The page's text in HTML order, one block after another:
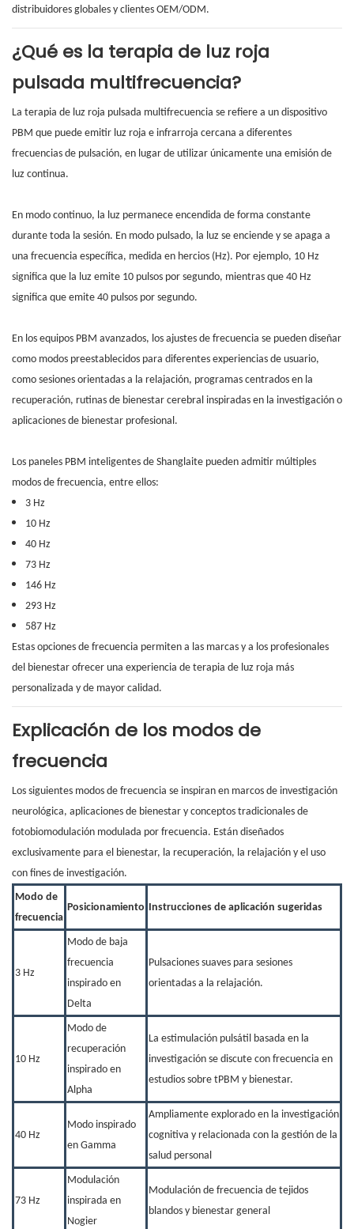
distribuidores globales y clientes OEM/ODM.
¿Qué es la terapia de luz roja
pulsada multifrecuencia?
La terapia de luz roja pulsada multifrecuencia se refiere a un dispositivo
PBM que puede emitir luz roja e infrarroja cercana a diferentes
frecuencias de pulsación, en lugar de utilizar únicamente una emisión de
luz continua.
En modo continuo, la luz permanece encendida de forma constante
durante toda la sesión. En modo pulsado, la luz se enciende y se apaga a
una frecuencia específica, medida en hercios (Hz). Por ejemplo, 10 Hz
significa que la luz emite 10 pulsos por segundo, mientras que 40 Hz
significa que emite 40 pulsos por segundo.
En los equipos PBM avanzados, los ajustes de frecuencia se pueden diseñar
como modos preestablecidos para diferentes experiencias de usuario,
como sesiones orientadas a la relajación, programas centrados en la
recuperación, rutinas de bienestar cerebral inspiradas en la investigación o
aplicaciones de bienestar profesional.
Los paneles PBM inteligentes de Shanglaite pueden admitir múltiples
modos de frecuencia, entre ellos:
3 Hz
10 Hz
40 Hz
73 Hz
146 Hz
293 Hz
587 Hz
Estas opciones de frecuencia permiten a las marcas y a los profesionales
del bienestar ofrecer una experiencia de terapia de luz roja más
personalizada y de mayor calidad.
Explicación de los modos de
frecuencia
Los siguientes modos de frecuencia se inspiran en marcos de investigación
neurológica, aplicaciones de bienestar y conceptos tradicionales de
fotobiomodulación modulada por frecuencia. Están diseñados
exclusivamente para el bienestar, la recuperación, la relajación y el uso
con fines de investigación.
Modo de
frecuencia
Posicionamiento Instrucciones de aplicación sugeridas
3 Hz
Modo de baja
frecuencia
inspirado en
Delta
Pulsaciones suaves para sesiones
orientadas a la relajación.
10 Hz
Modo de
recuperación
inspirado en
Alpha
La estimulación pulsátil basada en la
investigación se discute con frecuencia en
estudios sobre tPBM y bienestar.
40 Hz
Modo inspirado
en Gamma
Ampliamente explorado en la investigación
cognitiva y relacionada con la gestión de la
salud personal
73 Hz
Modulación
inspirada en
Nogier
Modulación de frecuencia de tejidos
blandos y bienestar general